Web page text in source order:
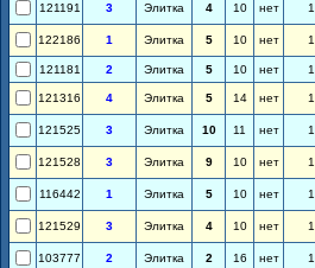
121191 3 Элитка 4 10 нет 1
122186 1 Элитка 5 10 нет 1
121181 2 Элитка 5 10 нет 1
121316 4 Элитка 5 14 нет 1
121525 3 Элитка 10 11 нет 1
121528 3 Элитка 9 10 нет 1
116442 1 Элитка 5 10 нет 1
121529 3 Элитка 4 10 нет 1
103777 2 Элитка 2 16 нет 1